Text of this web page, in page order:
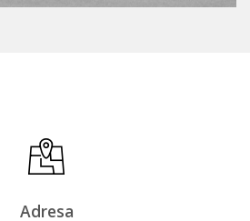
Adresa